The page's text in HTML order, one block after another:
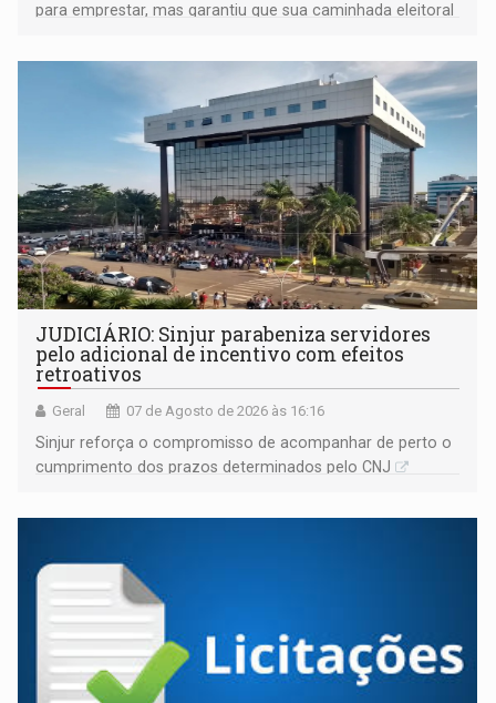
para emprestar, mas garantiu que sua caminhada eleitoral
JUDICIÁRIO: Sinjur parabeniza servidores
pelo adicional de incentivo com efeitos
retroativos
Geral 07 de Agosto de 2026 às 16:16
Sinjur reforça o compromisso de acompanhar de perto o
cumprimento dos prazos determinados pelo CNJ